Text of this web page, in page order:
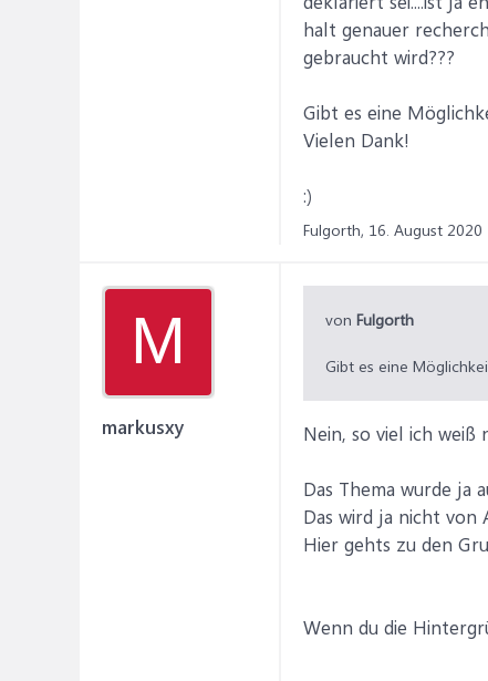
halt genauer
gebraucht wird???
Gibt es eine
Vielen Dank!
:)
Fulgorth, 16. August 2020
M
markusxy
von Fulgorth
Gibt es eine
Nein, so viel ich weiß
Das Thema wurde ja
Das wird ja nicht von
Hier gehts zu den
Wenn du die